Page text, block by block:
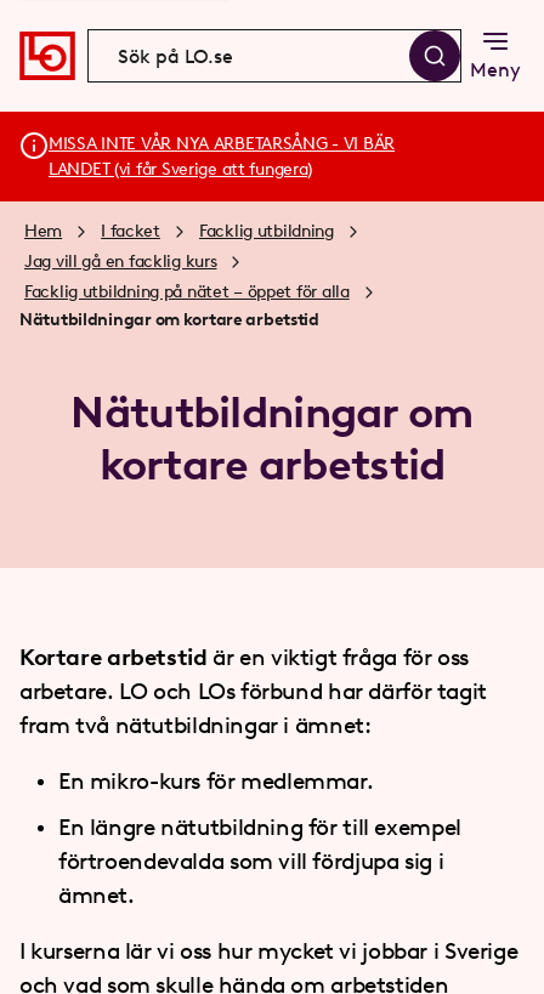
Meny
MISSA INTE VÅR NYA ARBETARSÅNG - VI BÄR
LANDET (vi får Sverige att fungera)
Hem I facket
Facklig utbildning
Jag vill gå en facklig kurs
Facklig utbildning på nätet – öppet för alla
Nätutbildningar om kortare arbetstid
Nätutbildningar om
kortare arbetstid
Kortare arbetstid är en viktigt fråga för oss
arbetare. LO och LOs förbund har därför tagit
fram två nätutbildningar i ämnet:
En mikro-kurs för medlemmar.
En längre nätutbildning för till exempel
förtroendevalda som vill fördjupa sig i
ämnet.
I kurserna lär vi oss hur mycket vi jobbar i Sverige
och vad som skulle hända om arbetstiden